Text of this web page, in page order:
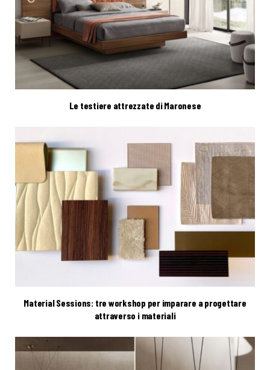
Le testiere attrezzate di Maronese
Material Sessions: tre workshop per imparare a progettare
attraverso i materiali